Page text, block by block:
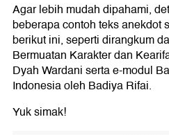
Agar lebih mudah dipahami,
beberapa contoh teks anekdot
berikut ini, seperti dirangkum
Bermuatan Karakter dan
Dyah Wardani serta e-modul
Indonesia oleh Badiya Rifai.
Yuk simak!